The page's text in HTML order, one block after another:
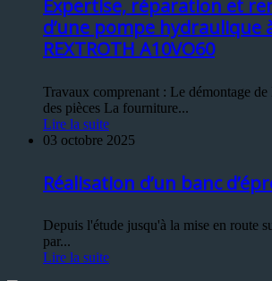
Expertise, réparation et
d’une pompe hydraulique
REXTROTH A10VO60
Travaux comprenant : Le démontage de
des pièces La fourniture...
Lire la suite
03 octobre 2025
Réalisation d’un banc
Depuis l'étude jusqu'à la mise en route
par...
Lire la suite